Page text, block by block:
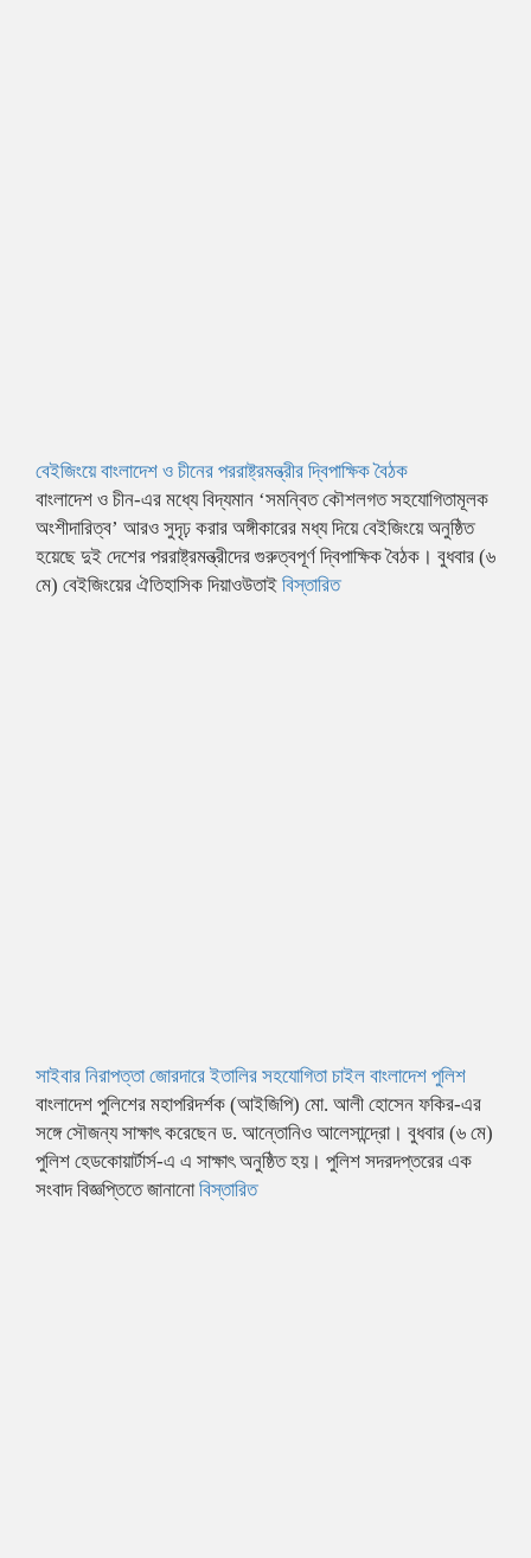
বেইজিংয়ে বাংলাদেশ ও চীনের পররাষ্ট্রমন্ত্রীর দ্বিপাক্ষিক বৈঠক
বাংলাদেশ ও চীন-এর মধ্যে বিদ্যমান ‘সমন্বিত কৌশলগত সহযোগিতামূলক
অংশীদারিত্ব’ আরও সুদৃঢ় করার অঙ্গীকারের মধ্য দিয়ে বেইজিংয়ে অনুষ্ঠিত
হয়েছে দুই দেশের পররাষ্ট্রমন্ত্রীদের গুরুত্বপূর্ণ দ্বিপাক্ষিক বৈঠক। বুধবার (৬
মে) বেইজিংয়ের ঐতিহাসিক দিয়াওউতাই বিস্তারিত
সাইবার নিরাপত্তা জোরদারে ইতালির সহযোগিতা চাইল বাংলাদেশ পুলিশ
বাংলাদেশ পুলিশের মহাপরিদর্শক (আইজিপি) মো. আলী হোসেন ফকির-এর
সঙ্গে সৌজন্য সাক্ষাৎ করেছেন ড. আন্তোনিও আলেসান্দ্রো। বুধবার (৬ মে)
পুলিশ হেডকোয়ার্টার্স-এ এ সাক্ষাৎ অনুষ্ঠিত হয়। পুলিশ সদরদপ্তরের এক
সংবাদ বিজ্ঞপ্তিতে জানানোবিস্তারিত